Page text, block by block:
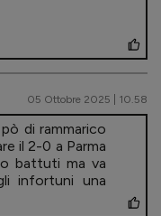
05 Ottobre 2025 | 10.58
di rammarico
il 2-0 a Parma
battuti ma va
infortuni una